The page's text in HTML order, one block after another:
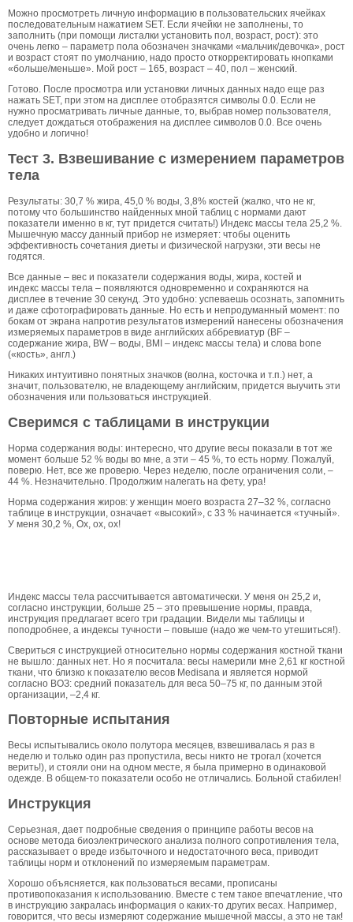
Можно просмотреть личную информацию в пользовательских ячейках
последовательным нажатием SET. Если ячейки не заполнены, то
заполнить (при помощи листалки установить пол, возраст, рост): это
очень легко – параметр пола обозначен значками «мальчик/девочка», рост
и возраст стоят по умолчанию, надо просто откорректировать кнопками
«больше/меньше». Мой рост – 165, возраст – 40, пол – женский.
Готово. После просмотра или установки личных данных надо еще раз
нажать SET, при этом на дисплее отобразятся символы 0.0. Если не
нужно просматривать личные данные, то, выбрав номер пользователя,
следует дождаться отображения на дисплее символов 0.0. Все очень
удобно и логично!
Тест 3. Взвешивание с измерением параметров
тела
Результаты: 30,7 % жира, 45,0 % воды, 3,8% костей (жалко, что не кг,
потому что большинство найденных мной таблиц с нормами дают
показатели именно в кг, тут придется считать!) Индекс массы тела 25,2 %.
Мышечную массу данный прибор не измеряет: чтобы оценить
эффективность сочетания диеты и физической нагрузки, эти весы не
годятся.
Все данные – вес и показатели содержания воды, жира, костей и
индекс массы тела – появляются одновременно и сохраняются на
дисплее в течение 30 секунд. Это удобно: успеваешь осознать, запомнить
и даже сфотографировать данные. Но есть и непродуманный момент: по
бокам от экрана напротив результатов измерений нанесены обозначения
измеряемых параметров в виде английских аббревиатур (BF –
содержание жира, BW – воды, BMI – индекс массы тела) и слова bone
(«кость», англ.)
Никаких интуитивно понятных значков (волна, косточка и т.п.) нет, а
значит, пользователю, не владеющему английским, придется выучить эти
обозначения или пользоваться инструкцией.
Сверимся с таблицами в инструкции
Норма содержания воды: интересно, что другие весы показали в тот же
момент больше 52 % воды во мне, а эти – 45 %, то есть норму. Пожалуй,
поверю. Нет, все же проверю. Через неделю, после ограничения соли, –
44 %. Незначительно. Продолжим налегать на фету, ура!
Норма содержания жиров: у женщин моего возраста 27–32 %, согласно
таблице в инструкции, означает «высокий», с 33 % начинается «тучный».
У меня 30,2 %, Ох, ох, ох!
Индекс массы тела рассчитывается автоматически. У меня он 25,2 и,
согласно инструкции, больше 25 – это превышение нормы, правда,
инструкция предлагает всего три градации. Видели мы таблицы и
поподробнее, а индексы тучности – повыше (надо же чем-то утешиться!).
Свериться с инструкцией относительно нормы содержания костной ткани
не вышло: данных нет. Но я посчитала: весы намерили мне 2,61 кг костной
ткани, что близко к показателю весов Medisana и является нормой
согласно ВОЗ: средний показатель для веса 50–75 кг, по данным этой
организации, –2,4 кг.
Повторные испытания
Весы испытывались около полутора месяцев, взвешивалась я раз в
неделю и только один раз пропустила, весы никто не трогал (хочется
верить!), и стояли они на одном месте, я была примерно в одинаковой
одежде. В общем-то показатели особо не отличались. Больной стабилен!
Инструкция
Серьезная, дает подробные сведения о принципе работы весов на
основе метода биоэлектрического анализа полного сопротивления тела,
рассказывает о вреде избыточного и недостаточного веса, приводит
таблицы норм и отклонений по измеряемым параметрам.
Хорошо объясняется, как пользоваться весами, прописаны
противопоказания к использованию. Вместе с тем такое впечатление, что
в инструкцию закралась информация о каких-то других весах. Например,
говорится, что весы измеряют содержание мышечной массы, а это не так!